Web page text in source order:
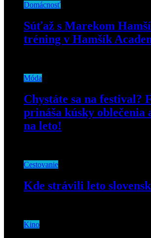
Domácnosť
Súťaž s Marekom
tréning v Hamšík
Móda
Chystáte sa na festival?
prináša kúsky oblečenia
na leto!
Cestovanie
Kde strávili leto
Kino